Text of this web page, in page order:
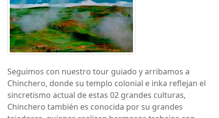
Seguimos con nuestro tour guiado y arribamos a
Chinchero, donde su templo colonial e inka reflejan el
sincretismo actual de estas 02 grandes culturas,
Chinchero también es conocida por su grandes